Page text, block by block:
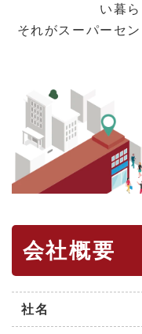
い暮
それがスーパーセ
会社概要
社名